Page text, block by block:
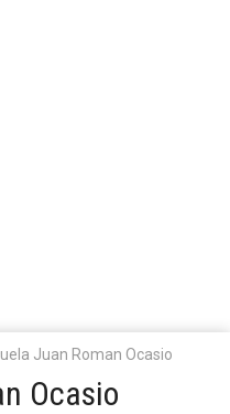
Juan Roman Ocasio
Ocasio